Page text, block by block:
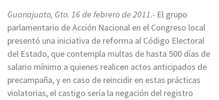
Guanajuato, Gto. 16 de febrero de 2011.- El grupo
parlamentario de Acción Nacional en el Congreso local
presentó una iniciativa de reforma al Código Electoral
del Estado, que contempla multas de hasta 500 días de
salario mínimo a quienes realicen actos anticipados de
precampaña, y en caso de reincidir en estas prácticas
violatorias, el castigo sería la negación del registro